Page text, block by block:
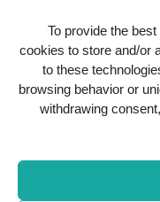
To provide the
cookies to store and/or
to these
browsing behavior or
withdrawing